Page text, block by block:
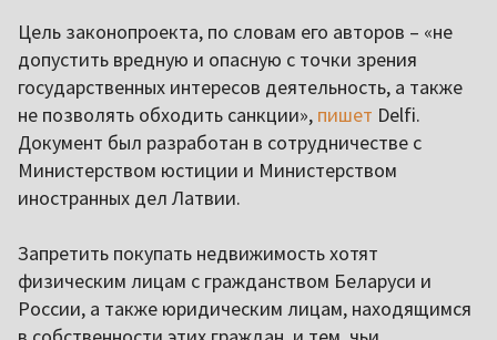
Цель законопроекта, по словам его авторов – «не
допустить вредную и опасную с точки зрения
государственных интересов деятельность, а также
не позволять обходить санкции», пишет Delfi.
Документ был разработан в сотрудничестве с
Министерством юстиции и Министерством
иностранных дел Латвии.
Запретить покупать недвижимость хотят
физическим лицам с гражданством Беларуси и
России, а также юридическим лицам, находящимся